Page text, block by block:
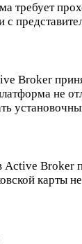
требует
с
Broker
не
Broker
карты не